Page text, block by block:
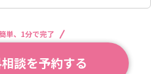
単、1分で完了
談を予約する